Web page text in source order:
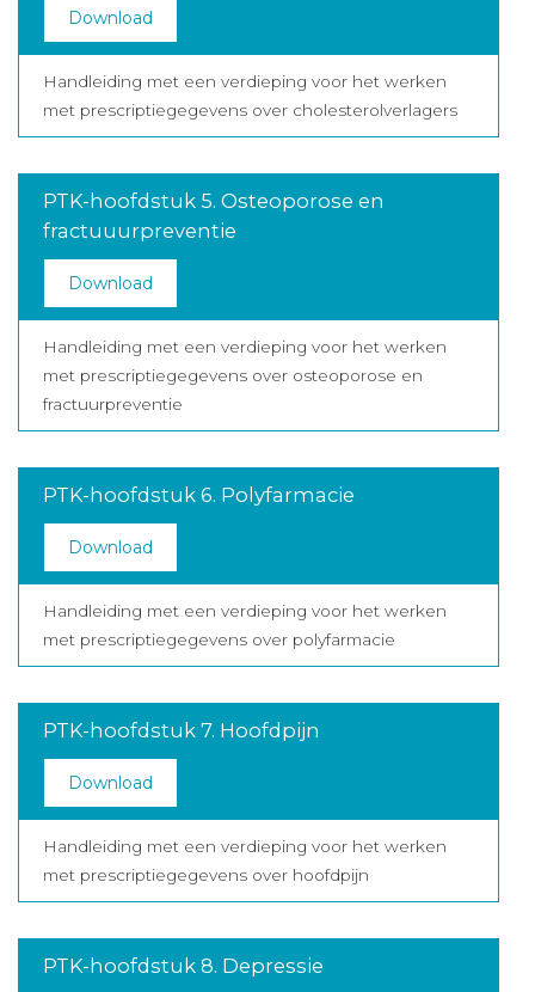
Download
Handleiding met een verdieping voor het werken
met prescriptiegegevens over cholesterolverlagers
PTK-hoofdstuk 5. Osteoporose en
fractuuurpreventie
Download
Handleiding met een verdieping voor het werken
met prescriptiegegevens over osteoporose en
fractuurpreventie
PTK-hoofdstuk 6. Polyfarmacie
Download
Handleiding met een verdieping voor het werken
met prescriptiegegevens over polyfarmacie
PTK-hoofdstuk 7. Hoofdpijn
Download
Handleiding met een verdieping voor het werken
met prescriptiegegevens over hoofdpijn
PTK-hoofdstuk 8. Depressie